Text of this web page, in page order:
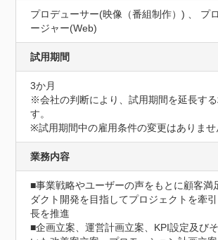
プロデューサー(映像（番組制作）) 、 プ
ージャー(Web)
試用期間
3か月
※会社の判断により、試用期間を延長す
す。
※試用期間中の雇用条件の変更はありませ
業務内容
■事業戦略やユーザーの声をもとに顧客満
ダクト開発を目指してプロジェクトを牽
長を推進
■企画立案、運営計画立案、KPI設定及び